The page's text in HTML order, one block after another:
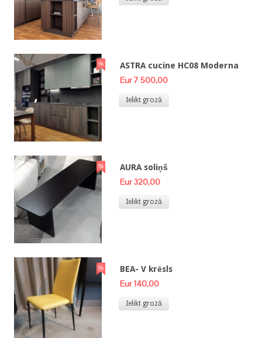
ASTRA cucine HC08 Moderna
Eur 7 500,00
Ielikt grozā
AURA soliņš
Eur 320,00
Ielikt grozā
BEA- V krēsls
Eur 140,00
Ielikt grozā